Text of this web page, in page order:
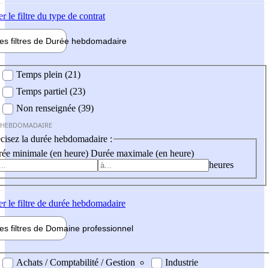
le filtre du type de contrat
filtres de Durée hebdomadaire
Temps plein (21)
Temps partiel (23)
Non renseignée (39)
la durée hebdomadaire :
minimale (en heure) Durée maximale (en heure)
heures
le filtre de durée hebdomadaire
filtres de Domaine professionnel
professionel
Achats / Comptabilité / Gestion
Industrie